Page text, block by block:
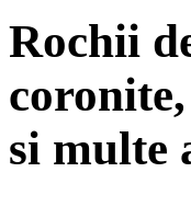
Rochii
si multe